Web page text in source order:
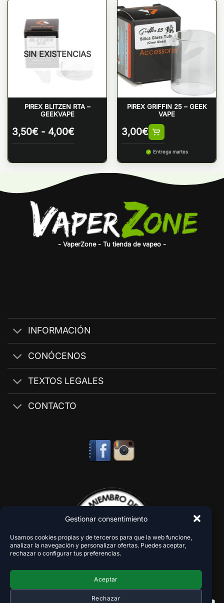
Gestionar consentimiento
Usamos cookies propias y de terceros para que la web funcione,
analizar la navegación y personalizar ofertas. Puedes aceptar,
rechazar o configurar tus preferencias.
Aceptar
Rechazar
SIN EXISTENCIAS
PIREX BLITZEN RTA –
GEEKVAPE
3,50€ - 4,00€Rango
de
hasta
PIREX GRIFFIN 25 – GEEK
VAPE
3,00€
Entrega martes
- VaperZone - Tu tienda de vapeo -
INFORMACIÓN
CONÓCENOS
TEXTOS LEGALES
CONTACTO